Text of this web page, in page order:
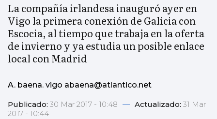
La compañía irlandesa inauguró ayer en
Vigo la primera conexión de Galicia con
Escocia, al tiempo que trabaja en la oferta
de invierno y ya estudia un posible enlace
local con Madrid
A. baena. vigo abaena@atlantico.net
Publicado: 30 Mar 2017 - 10:48 — Actualizado: 31 Mar
2017 - 10:44